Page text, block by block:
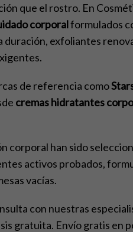
que el rostro. En
corporalformulados
exfoliantes
de referencia como
cremas hidratantes
corporal han sido
activos probados,
vacías.
con nuestras
gratuita. Envío gratis en